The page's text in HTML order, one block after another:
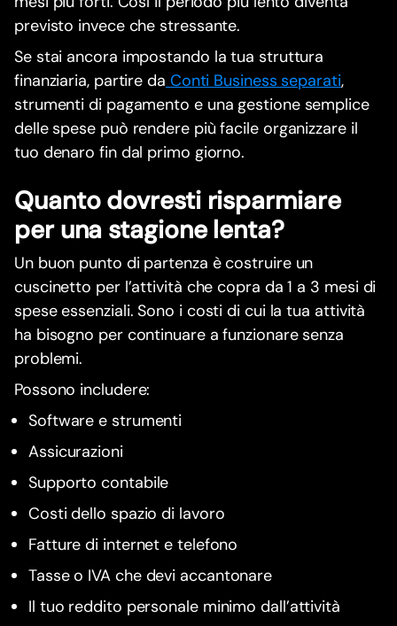
previsto invece che stressante.
Se stai ancora impostando la tua struttura
finanziaria, partire da Conti Business separati,
strumenti di pagamento e una gestione semplice
delle spese può rendere più facile organizzare il
tuo denaro fin dal primo giorno.
Quanto dovresti risparmiare
per una stagione lenta?
Un buon punto di partenza è costruire un
cuscinetto per l’attività che copra da 1 a 3 mesi di
spese essenziali. Sono i costi di cui la tua attività
ha bisogno per continuare a funzionare senza
problemi.
Possono includere:
Software e strumenti
Assicurazioni
Supporto contabile
Costi dello spazio di lavoro
Fatture di internet e telefono
Tasse o IVA che devi accantonare
Il tuo reddito personale minimo dall’attività